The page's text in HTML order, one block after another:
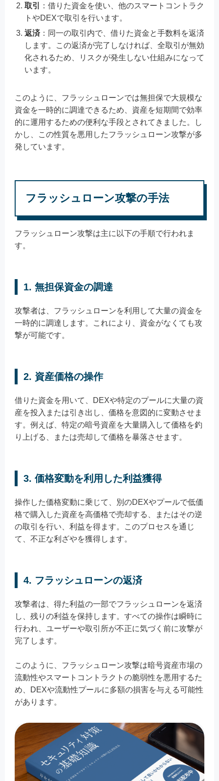
取引
：借りた資金を使い、他のスマートコントラク
トやDEXで取引を行います。
返済 ：同一の取引内で、借りた資金と手数料を返済
します。この返済が完了しなければ、全取引が無効
化されるため、リスクが発生しない仕組みになって
います。
このように、フラッシュローンでは無担保で大規模な
資金を一時的に調達できるため、資産を短期間で効率
的に運用するための便利な手段とされてきました。し
かし、この性質を悪用したフラッシュローン攻撃が多
発しています。
フラッシュローン攻撃の手法
フラッシュローン攻撃は主に以下の手順で行われま
す。
1. 無担保資金の調達
攻撃者は、フラッシュローンを利用して大量の資金を
一時的に調達します。これにより、資金がなくても攻
撃が可能です。
2. 資産価格の操作
借りた資金を用いて、DEXや特定のプールに大量の資
産を投入または引き出し、価格を意図的に変動させま
す。例えば、特定の暗号資産を大量購入して価格を釣
り上げる、または売却して価格を暴落させます。
3. 価格変動を利用した利益獲得
操作した価格変動に乗じて、別のDEXやプールで低価
格で購入した資産を高価格で売却する、またはその逆
の取引を行い、利益を得ます。このプロセスを通じ
て、不正な利ざやを獲得します。
4. フラッシュローンの返済
攻撃者は、得た利益の一部でフラッシュローンを返済
し、残りの利益を保持します。すべての操作は瞬時に
行われ、ユーザーや取引所が不正に気づく前に攻撃が
完了します。
このように、フラッシュローン攻撃は暗号資産市場の
流動性やスマートコントラクトの脆弱性を悪用するた
め、DEXや流動性プールに多額の損害を与える可能性
があります。